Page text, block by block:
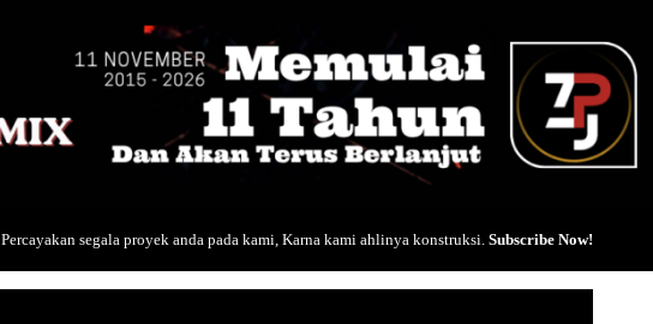
Percayakan segala proyek anda pada kami, Karna kami ahlinya konstruksi. Subscribe Now!